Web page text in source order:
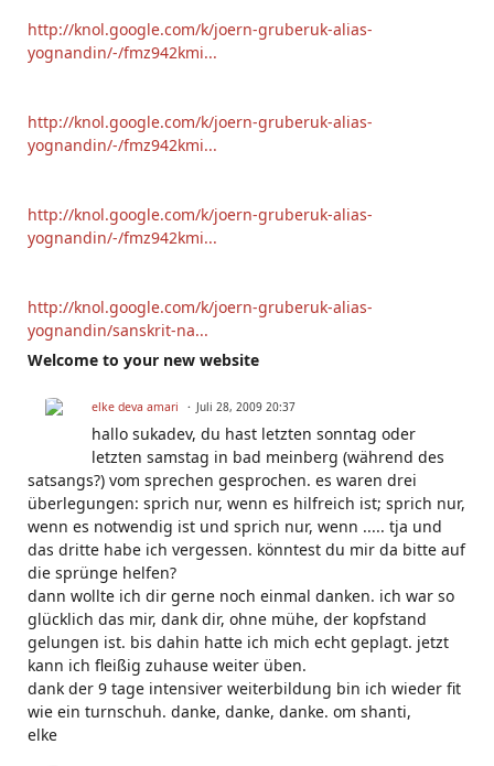
http://knol.google.com/k/joern-gruberuk-alias-
yognandin/-/fmz942kmi...
http://knol.google.com/k/joern-gruberuk-alias-
yognandin/-/fmz942kmi...
http://knol.google.com/k/joern-gruberuk-alias-
yognandin/-/fmz942kmi...
http://knol.google.com/k/joern-gruberuk-alias-
yognandin/sanskrit-na...
Welcome to your new website
elke deva amari Juli 28, 2009 20:37
hallo sukadev, du hast letzten sonntag oder
letzten samstag in bad meinberg (während des
satsangs?) vom sprechen gesprochen. es waren drei
überlegungen: sprich nur, wenn es hilfreich ist; sprich nur,
wenn es notwendig ist und sprich nur, wenn ..... tja und
das dritte habe ich vergessen. könntest du mir da bitte auf
die sprünge helfen?
dann wollte ich dir gerne noch einmal danken. ich war so
glücklich das mir, dank dir, ohne mühe, der kopfstand
gelungen ist. bis dahin hatte ich mich echt geplagt. jetzt
kann ich fleißig zuhause weiter üben.
dank der 9 tage intensiver weiterbildung bin ich wieder fit
wie ein turnschuh. danke, danke, danke. om shanti,
elke